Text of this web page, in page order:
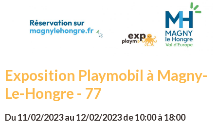
Exposition Playmobil à Magny-
Le-Hongre - 77
Du 11/02/2023au 12/02/2023de 10:00à 18:00